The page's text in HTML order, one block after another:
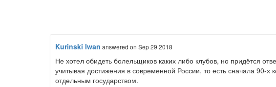
Kurinski Iwan answered on Sep 29 2018
Не хотел обидеть болельщиков каких либо клубов, но придётся
учитывая достижения в современной России, то есть сначала 90-х
отдельным государством.